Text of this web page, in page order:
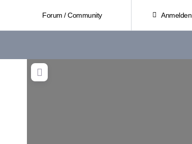
Forum / Community Anmelden